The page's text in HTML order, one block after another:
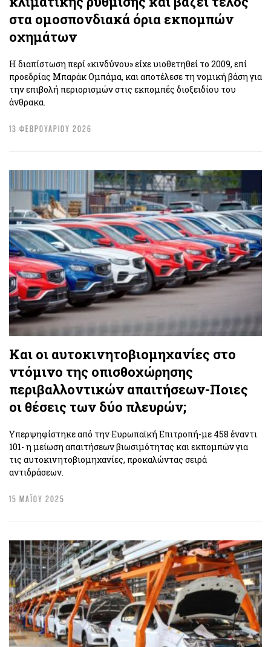
στα ομοσπονδιακά όρια εκπομπών
οχημάτων
Η διαπίστωση περί «κινδύνου» είχε υιοθετηθεί το 2009, επί
προεδρίας Μπαράκ Ομπάμα, και αποτέλεσε τη νομική βάση για
την επιβολή περιορισμών στις εκπομπές διοξειδίου του
άνθρακα.
13 ΦΕΒΡΟΥΑΡΙΟΥ 2026
Και οι αυτοκινητοβιομηχανίες στο
ντόμινο της οπισθοχώρησης
περιβαλλοντικών απαιτήσεων-Ποιες
οι θέσεις των δύο πλευρών;
Υπερψηφίστηκε από την Ευρωπαϊκή Επιτροπή-με 458 έναντι
101- η μείωση απαιτήσεων βιωσιμότητας και εκπομπών για
τις αυτοκινητοβιομηχανίες, προκαλώντας σειρά
αντιδράσεων.
15 ΜΑΪΟΥ 2025